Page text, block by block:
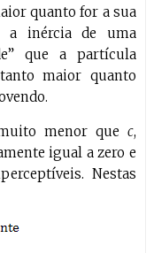
quanto for a sua
a inércia de uma
que a partícula
maior quanto
menor quec,
igual a zero e
Nestas